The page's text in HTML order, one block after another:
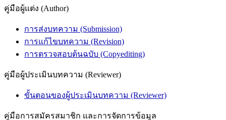
คู่มือผู้แต่ง (Author)
การส่งบทความ (Submission)
การแก้ไขบทความ (Revision)
การตรวจสอบต้นฉบับ (Copyediting)
คู่มือผู้ประเมินบทความ (Reviewer)
ขั้นตอนของผู้ประเมินบทความ (Reviewer)
คู่มือการสมัครสมาชิก และการจัดการข้อมูล